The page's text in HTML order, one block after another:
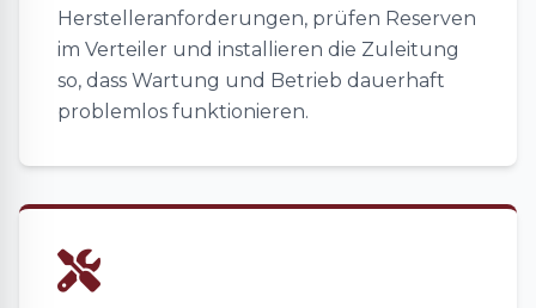
Herstelleranforderungen, prüfen Reserven
im Verteiler und installieren die Zuleitung
so, dass Wartung und Betrieb dauerhaft
problemlos funktionieren.